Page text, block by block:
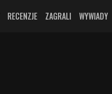
RECENZJE ZAGRALI WYWIADY